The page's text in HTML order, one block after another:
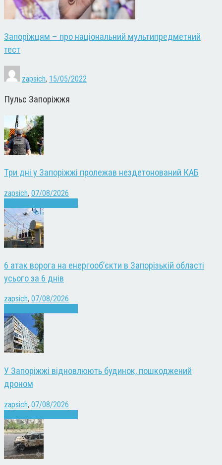
Запоріжцям – про національний мультипредметний
тест
zapsich, 15/05/2022
Пульс Запоріжжя
Три дні у Запоріжжі пролежав нездетонований КАБ
zapsich, 07/08/2026
6 атак ворога на енергооб’єкти в Запорізькій області
усього за 6 днів
zapsich, 07/08/2026
У Запоріжжі відновлюють будинок, пошкоджений
дроном
zapsich, 07/08/2026